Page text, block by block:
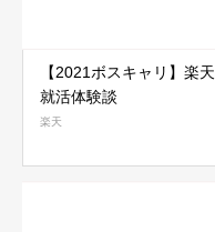
【2021ボスキャリ】楽天
就活体験談
楽天